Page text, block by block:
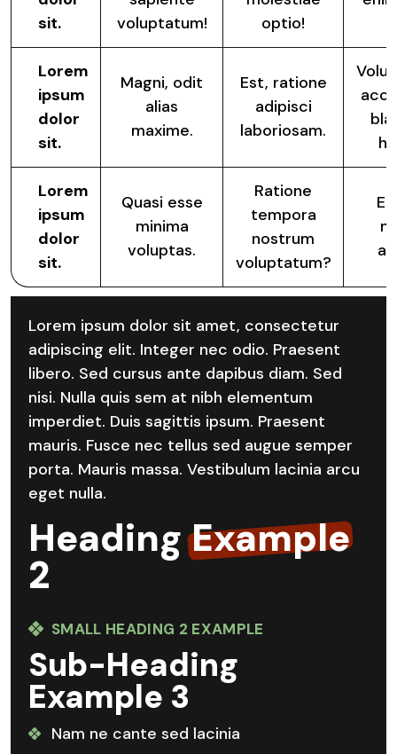
sit.
voluptatum!
optio!
Lorem
ipsum
dolor
sit.
Magni, odit
alias
maxime.
Est, ratione
adipisci
laboriosam.
Lorem
ipsum
dolor
sit.
Quasi esse
minima
voluptas.
Ratione
tempora
nostrum
voluptatum?
Lorem ipsum dolor sit amet, consectetur
adipiscing elit. Integer nec odio. Praesent
libero. Sed cursus ante dapibus diam. Sed
nisi. Nulla quis sem at nibh elementum
imperdiet. Duis sagittis ipsum. Praesent
mauris. Fusce nec tellus sed augue semper
porta. Mauris massa. Vestibulum lacinia arcu
eget nulla.
HeadingExample
2
SMALL HEADING 2 EXAMPLE
Sub-Heading
Example 3
Nam ne cante sed lacinia